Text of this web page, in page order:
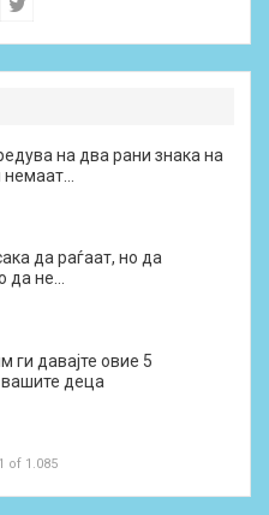
на два рани знака на
да раѓаат, но да
да не…
ги давајте овие 5
деца
1 of 1.085